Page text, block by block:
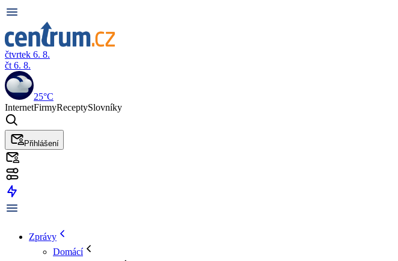
čtvrtek 6. 8.
čt 6. 8.
25°C
InternetFirmyReceptySlovníky
Přihlášení
Zprávy
Domácí